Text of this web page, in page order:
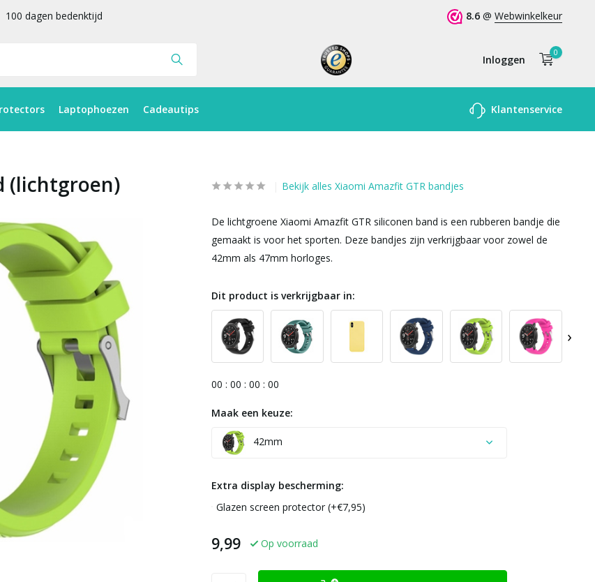
100 dagen bedenktijd 8.6 @ Webwinkelkeur
Inloggen
Account
0
Laptophoezen Cadeautips Klantenservice
(lichtgroen) Bekijk alles Xiaomi Amazfit GTR bandjes
De lichtgroene Xiaomi Amazfit GTR siliconen band is een rubberen bandje die
gemaakt is voor het sporten. Deze bandjes zijn verkrijgbaar voor zowel de
42mm als 47mm horloges.
Dit product is verkrijgbaar in:
›
00 : 00 : 00 : 00
Maak een keuze:
42mm
Extra display bescherming:
Glazen screen protector (+€7,95)
9,99 Op voorraad